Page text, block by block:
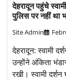
देहरादून पहुंचे
पुलिस पर नहीं था
Site Admin
देहरादून: स्वामी
उन्होंने अंकिता
रखी। स्वामी दर्शन